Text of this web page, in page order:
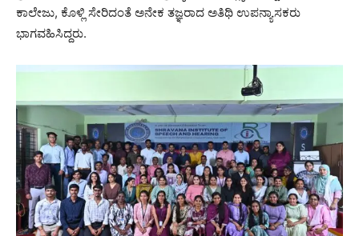
ಕಾಲೇಜು, ಕೊಳ್ಲಿ‌ ಸೇರಿದಂತೆ ಅನೇಕ ತಜ್ಞರಾದ ಅತಿಥಿ ಉಪನ್ಯಾಸಕರು
ಭಾಗವಹಿಸಿದ್ದರು.